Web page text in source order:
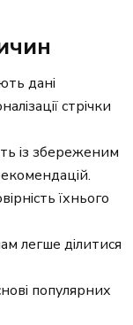
дані
стрічки
із збереженим
їхнього
легше ділитися
популярних